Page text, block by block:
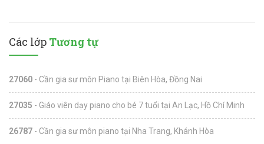
Các lớp Tương tự
27060 - Cần gia sư môn Piano tại Biên Hòa, Đồng Nai
27035 - Giáo viên dạy piano cho bé 7 tuổi tại An Lạc, Hồ Chí Minh
26787 - Cần gia sư môn piano tại Nha Trang, Khánh Hòa